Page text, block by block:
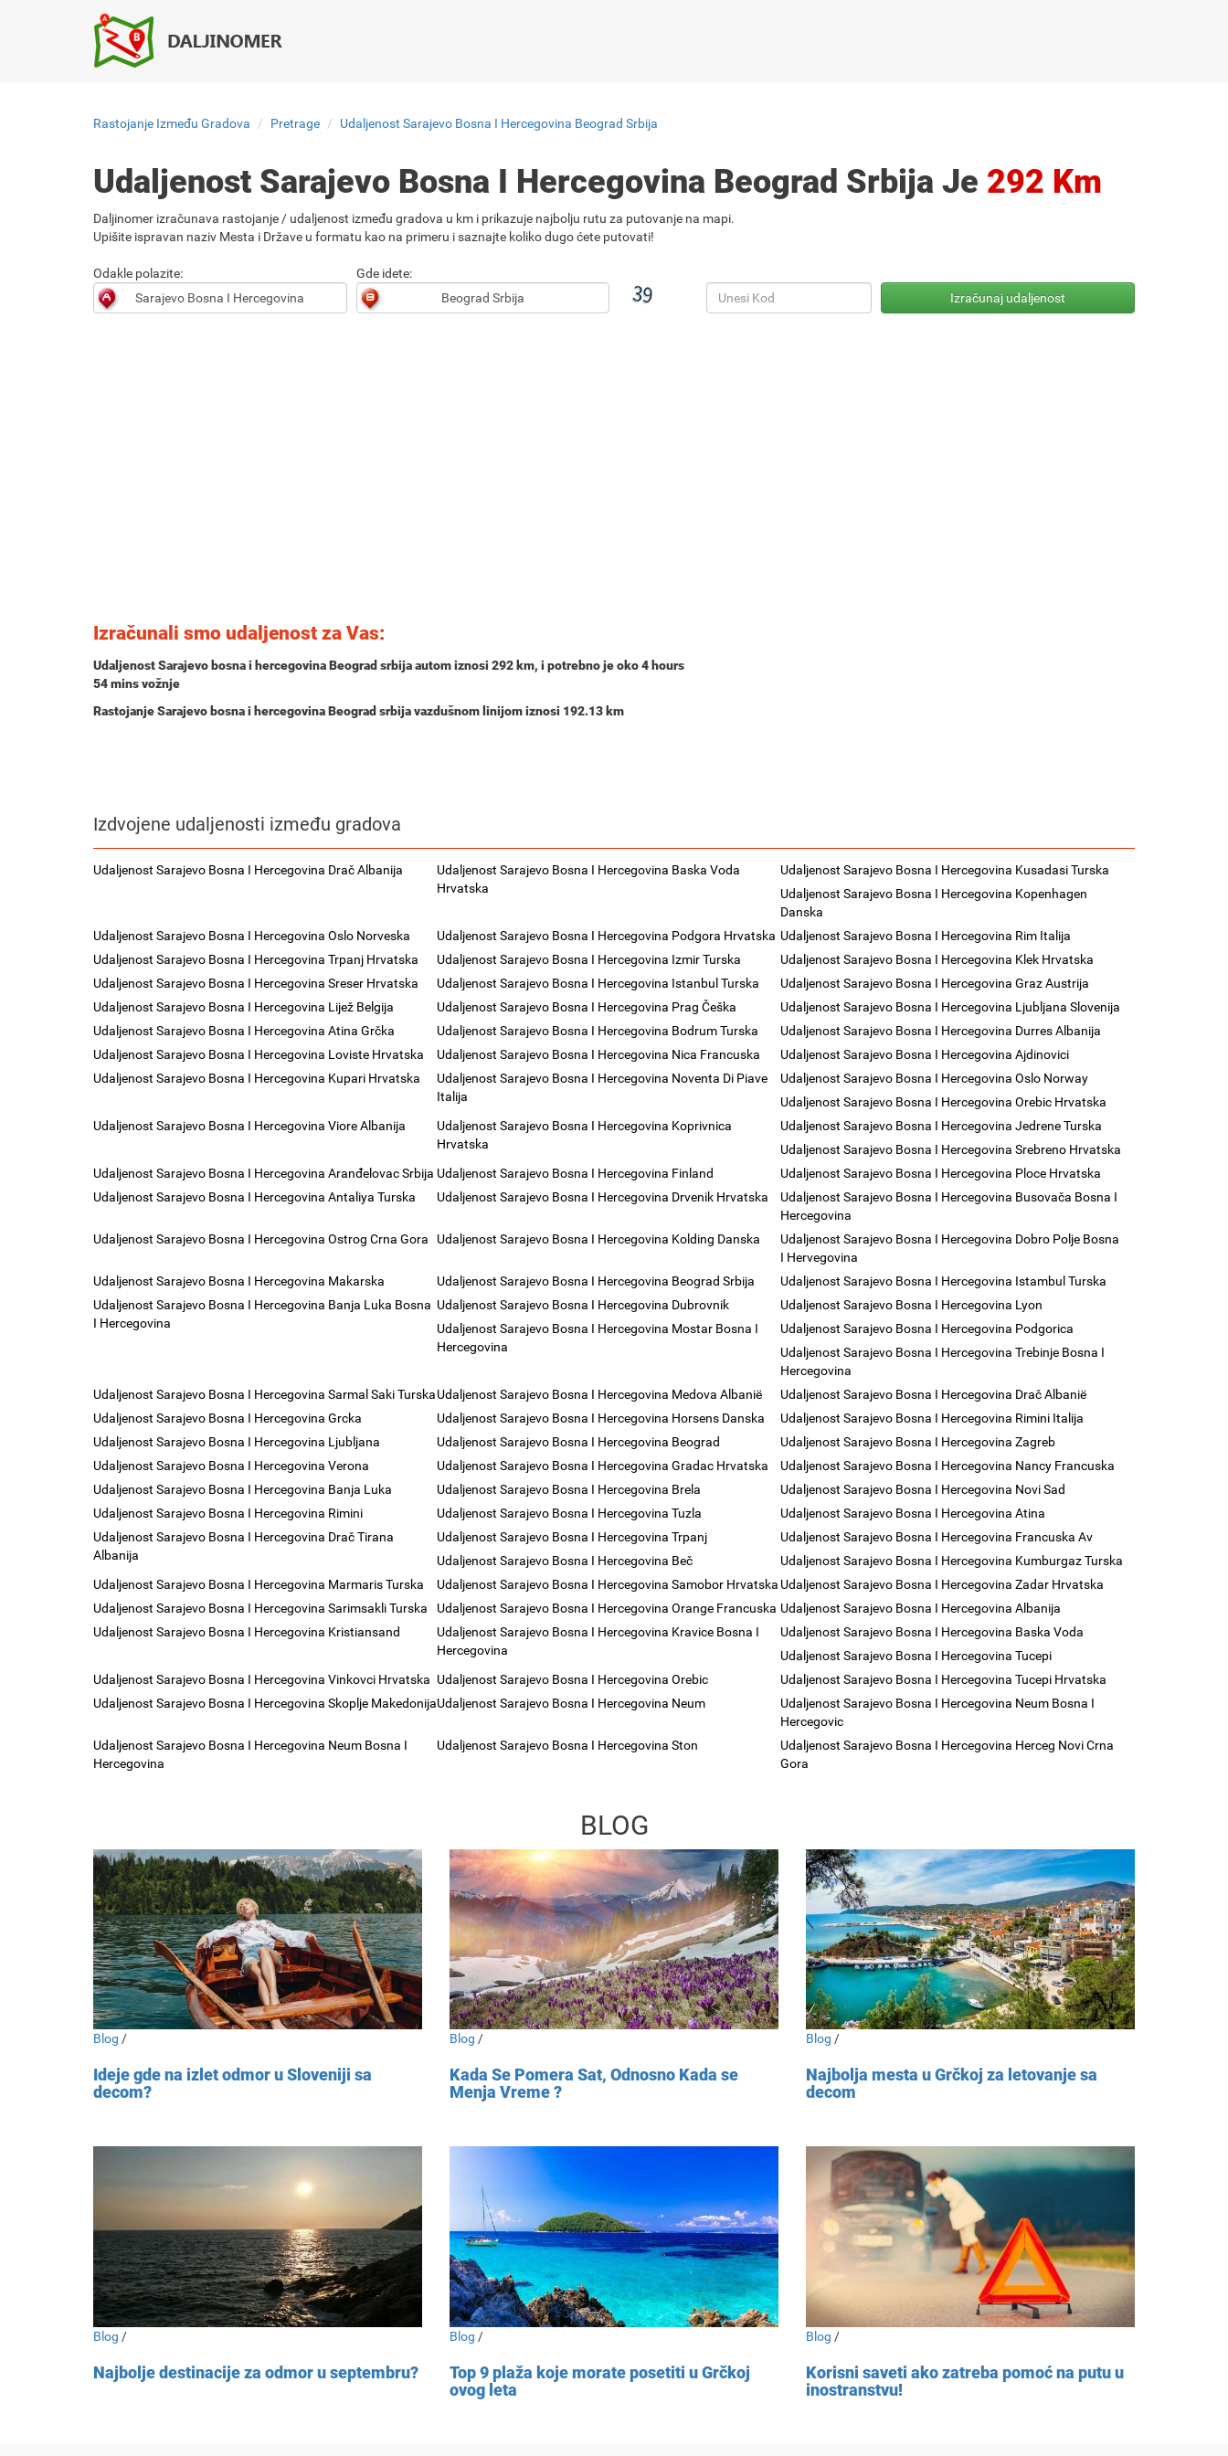
Rastojanje Između Gradova Pretrage Udaljenost Sarajevo Bosna I Hercegovina Beograd Srbija
Udaljenost Sarajevo Bosna I Hercegovina Beograd Srbija Je 292 Km
Daljinomer izračunava rastojanje / udaljenost između gradova u km i prikazuje najbolju rutu za putovanje na mapi.
Upišite ispravan naziv Mesta i Države u formatu kao na primeru i saznajte koliko dugo ćete putovati!
Odakle polazite: Gde idete:
Izračunali smo udaljenost za Vas:
Udaljenost Sarajevo bosna i hercegovina Beograd srbija autom iznosi 292 km, i potrebno je oko4 hours
54 minsvožnje
Rastojanje Sarajevo bosna i hercegovina Beograd srbija vazdušnom linijom iznosi 192.13 km
Izdvojene udaljenosti između gradova
Udaljenost Sarajevo Bosna I Hercegovina Drač Albanija
Udaljenost Sarajevo Bosna I Hercegovina Baska Voda
Hrvatska
Udaljenost Sarajevo Bosna I Hercegovina Kusadasi Turska
Udaljenost Sarajevo Bosna I Hercegovina Kopenhagen
Danska
Udaljenost Sarajevo Bosna I Hercegovina Oslo Norveska
Udaljenost Sarajevo Bosna I Hercegovina Podgora Hrvatska Udaljenost Sarajevo Bosna I Hercegovina Rim Italija
Udaljenost Sarajevo Bosna I Hercegovina Trpanj Hrvatska
Udaljenost Sarajevo Bosna I Hercegovina Izmir Turska
Udaljenost Sarajevo Bosna I Hercegovina Klek Hrvatska
Udaljenost Sarajevo Bosna I Hercegovina Sreser Hrvatska
Udaljenost Sarajevo Bosna I Hercegovina Istanbul Turska
Udaljenost Sarajevo Bosna I Hercegovina Graz Austrija
Udaljenost Sarajevo Bosna I Hercegovina Lijež Belgija
Udaljenost Sarajevo Bosna I Hercegovina Prag Češka
Udaljenost Sarajevo Bosna I Hercegovina Ljubljana Slovenija
Udaljenost Sarajevo Bosna I Hercegovina Atina Grčka
Udaljenost Sarajevo Bosna I Hercegovina Bodrum Turska
Udaljenost Sarajevo Bosna I Hercegovina Durres Albanija
Udaljenost Sarajevo Bosna I Hercegovina Loviste Hrvatska
Udaljenost Sarajevo Bosna I Hercegovina Nica Francuska
Udaljenost Sarajevo Bosna I Hercegovina Ajdinovici
Udaljenost Sarajevo Bosna I Hercegovina Kupari Hrvatska
Udaljenost Sarajevo Bosna I Hercegovina Noventa Di Piave
Italija
Udaljenost Sarajevo Bosna I Hercegovina Oslo Norway
Udaljenost Sarajevo Bosna I Hercegovina Orebic Hrvatska
Udaljenost Sarajevo Bosna I Hercegovina Viore Albanija
Udaljenost Sarajevo Bosna I Hercegovina Koprivnica
Hrvatska
Udaljenost Sarajevo Bosna I Hercegovina Jedrene Turska
Udaljenost Sarajevo Bosna I Hercegovina Srebreno Hrvatska
Udaljenost Sarajevo Bosna I Hercegovina Aranđelovac Srbija Udaljenost Sarajevo Bosna I Hercegovina Finland
Udaljenost Sarajevo Bosna I Hercegovina Ploce Hrvatska
Udaljenost Sarajevo Bosna I Hercegovina Antaliya Turska
Udaljenost Sarajevo Bosna I Hercegovina Drvenik Hrvatska
Udaljenost Sarajevo Bosna I Hercegovina Busovača Bosna I
Hercegovina
Udaljenost Sarajevo Bosna I Hercegovina Ostrog Crna Gora
Udaljenost Sarajevo Bosna I Hercegovina Kolding Danska
Udaljenost Sarajevo Bosna I Hercegovina Dobro Polje Bosna
I Hervegovina
Udaljenost Sarajevo Bosna I Hercegovina Makarska
Udaljenost Sarajevo Bosna I Hercegovina Beograd Srbija
Udaljenost Sarajevo Bosna I Hercegovina Istambul Turska
Udaljenost Sarajevo Bosna I Hercegovina Banja Luka Bosna
I Hercegovina
Udaljenost Sarajevo Bosna I Hercegovina Dubrovnik
Udaljenost Sarajevo Bosna I Hercegovina Lyon
Udaljenost Sarajevo Bosna I Hercegovina Mostar Bosna I
Hercegovina
Udaljenost Sarajevo Bosna I Hercegovina Podgorica
Udaljenost Sarajevo Bosna I Hercegovina Trebinje Bosna I
Hercegovina
Udaljenost Sarajevo Bosna I Hercegovina Sarmal Saki TurskaUdaljenost Sarajevo Bosna I Hercegovina Medova Albanië
Udaljenost Sarajevo Bosna I Hercegovina Drač Albanië
Udaljenost Sarajevo Bosna I Hercegovina Grcka
Udaljenost Sarajevo Bosna I Hercegovina Horsens Danska
Udaljenost Sarajevo Bosna I Hercegovina Rimini Italija
Udaljenost Sarajevo Bosna I Hercegovina Ljubljana
Udaljenost Sarajevo Bosna I Hercegovina Beograd
Udaljenost Sarajevo Bosna I Hercegovina Zagreb
Udaljenost Sarajevo Bosna I Hercegovina Verona
Udaljenost Sarajevo Bosna I Hercegovina Gradac Hrvatska
Udaljenost Sarajevo Bosna I Hercegovina Nancy Francuska
Udaljenost Sarajevo Bosna I Hercegovina Banja Luka
Udaljenost Sarajevo Bosna I Hercegovina Brela
Udaljenost Sarajevo Bosna I Hercegovina Novi Sad
Udaljenost Sarajevo Bosna I Hercegovina Rimini
Udaljenost Sarajevo Bosna I Hercegovina Tuzla
Udaljenost Sarajevo Bosna I Hercegovina Atina
Udaljenost Sarajevo Bosna I Hercegovina Drač Tirana
Albanija
Udaljenost Sarajevo Bosna I Hercegovina Trpanj
Udaljenost Sarajevo Bosna I Hercegovina Francuska Av
Udaljenost Sarajevo Bosna I Hercegovina Beč
Udaljenost Sarajevo Bosna I Hercegovina Kumburgaz Turska
Udaljenost Sarajevo Bosna I Hercegovina Marmaris Turska
Udaljenost Sarajevo Bosna I Hercegovina Samobor Hrvatska Udaljenost Sarajevo Bosna I Hercegovina Zadar Hrvatska
Udaljenost Sarajevo Bosna I Hercegovina Sarimsakli Turska
Udaljenost Sarajevo Bosna I Hercegovina Orange Francuska Udaljenost Sarajevo Bosna I Hercegovina Albanija
Udaljenost Sarajevo Bosna I Hercegovina Kristiansand
Udaljenost Sarajevo Bosna I Hercegovina Kravice Bosna I
Hercegovina
Udaljenost Sarajevo Bosna I Hercegovina Baska Voda
Udaljenost Sarajevo Bosna I Hercegovina Tucepi
Udaljenost Sarajevo Bosna I Hercegovina Vinkovci Hrvatska Udaljenost Sarajevo Bosna I Hercegovina Orebic
Udaljenost Sarajevo Bosna I Hercegovina Tucepi Hrvatska
Udaljenost Sarajevo Bosna I Hercegovina Skoplje MakedonijaUdaljenost Sarajevo Bosna I Hercegovina Neum
Udaljenost Sarajevo Bosna I Hercegovina Neum Bosna I
Hercegovic
Udaljenost Sarajevo Bosna I Hercegovina Neum Bosna I
Hercegovina
Udaljenost Sarajevo Bosna I Hercegovina Ston
Udaljenost Sarajevo Bosna I Hercegovina Herceg Novi Crna
Gora
BLOG
Blog /
Ideje gde na izlet odmor u Sloveniji sa
decom?
Blog /
Kada Se Pomera Sat, Odnosno Kada se
Menja Vreme ?
Blog /
Najbolja mesta u Grčkoj za letovanje sa
decom
Blog /
Najbolje destinacije za odmor u septembru?
Blog /
Top 9 plaža koje morate posetiti u Grčkoj
ovog leta
Blog /
Korisni saveti ako zatreba pomoć na putu u
inostranstvu!